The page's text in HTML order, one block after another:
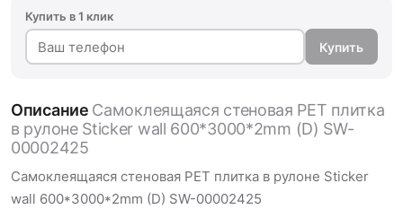
Купить в 1 клик
Купить
Описание Самоклеящаяся стеновая PET плитка
в рулоне Sticker wall 600*3000*2mm (D) SW-
00002425
Самоклеящаяся стеновая PET плитка в рулоне Sticker
wall 600*3000*2mm (D) SW-00002425